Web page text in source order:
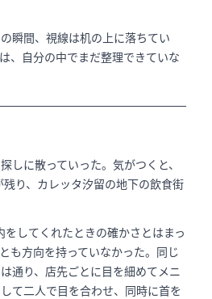
瞬間、視線は机の上に落ちてい
、自分の中でまだ整理できていな
しに散っていった。気がつくと、
り、カレッタ汐留の地下の飲食街
してくれたときの確かさとはまっ
も方向を持っていなかった。同じ
通り、店先ごとに目を細めてメニ
て二人で目を合わせ、同時に首を